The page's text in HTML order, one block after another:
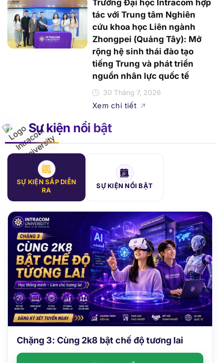
Zhongpei (Quảng Tây): Mở
rộng hệ sinh thái đào tạo
tiếng Trung và phát triển
nguồn nhân lực quốc tế
30 Tháng 7, 2026
Xem chi tiết
Sự kiện nổi bật
SỰ KIỆN SẮP DIỄN
RA
Chặng 3: Cùng 2k8 bật chế độ tương lai
Sự kiện đang diễn ra